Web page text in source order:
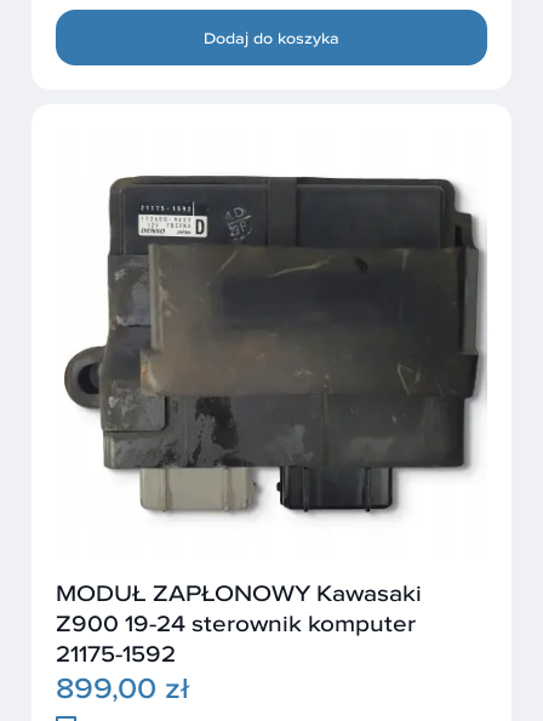
Dodaj do koszyka
MODUŁ ZAPŁONOWY Kawasaki
Z900 19-24 sterownik komputer
21175-1592
899,00 zł